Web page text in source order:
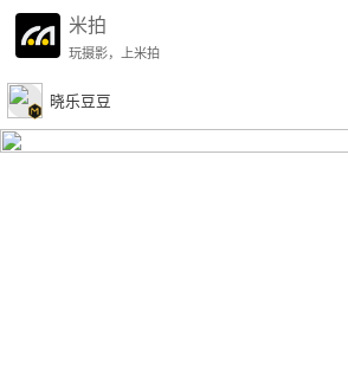
米拍
玩摄影，上米拍
晓乐豆豆